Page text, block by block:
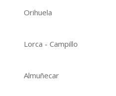
Orihuela
Lorca - Campillo
Almuñecar